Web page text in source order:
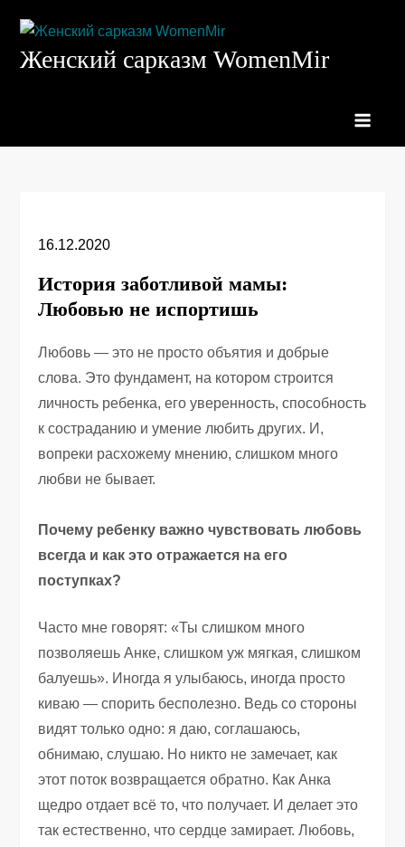
содержимому
Женский сарказм WomenMir
16.12.2020
История заботливой мамы:
Любовью не испортишь
Любовь — это не просто объятия и добрые
слова. Это фундамент, на котором строится
личность ребенка, его уверенность, способность
к состраданию и умение любить других. И,
вопреки расхожему мнению, слишком много
любви не бывает.
Почему ребенку важно чувствовать любовь
всегда и как это отражается на его
поступках?
Часто мне говорят: «Ты слишком много
позволяешь Анке, слишком уж мягкая, слишком
балуешь». Иногда я улыбаюсь, иногда просто
киваю — спорить бесполезно. Ведь со стороны
видят только одно: я даю, соглашаюсь,
обнимаю, слушаю. Но никто не замечает, как
этот поток возвращается обратно. Как Анка
щедро отдает всё то, что получает. И делает это
так естественно, что сердце замирает. Любовь,